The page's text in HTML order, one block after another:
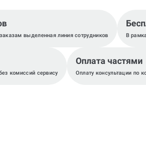
выделенная линия сотрудников В
комиссий сервису
Оплата частями
Оплату консультации по